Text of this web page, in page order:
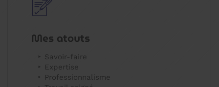
Mes atouts
Savoir-faire
Expertise
Professionnalisme